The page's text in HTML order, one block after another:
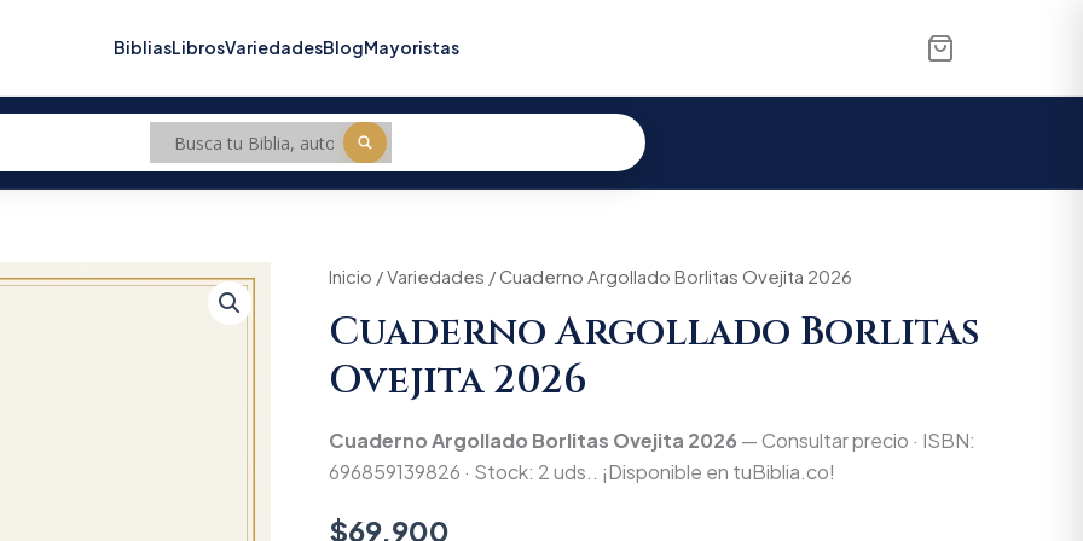
BibliasLibrosVariedadesBlogMayoristas
Inicio /Variedades / Cuaderno Argollado Borlitas Ovejita 2026
Cuaderno Argollado Borlitas
Ovejita 2026
Cuaderno Argollado Borlitas Ovejita 2026 — Consultar precio · ISBN:
696859139826 · Stock: 2 uds.. ¡Disponible en tuBiblia.co!
$69.900
Cuaderno
Borlitas
Ovejita
2026
cantidad